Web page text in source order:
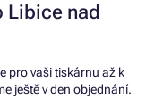
Libice nad
pro vaši tiskárnu až k
ještě v den objednání.